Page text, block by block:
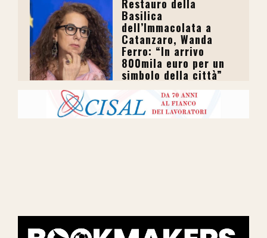
Restauro della
Basilica
dell’Immacolata a
Catanzaro, Wanda
Ferro: “In arrivo
800mila euro per un
simbolo della città”